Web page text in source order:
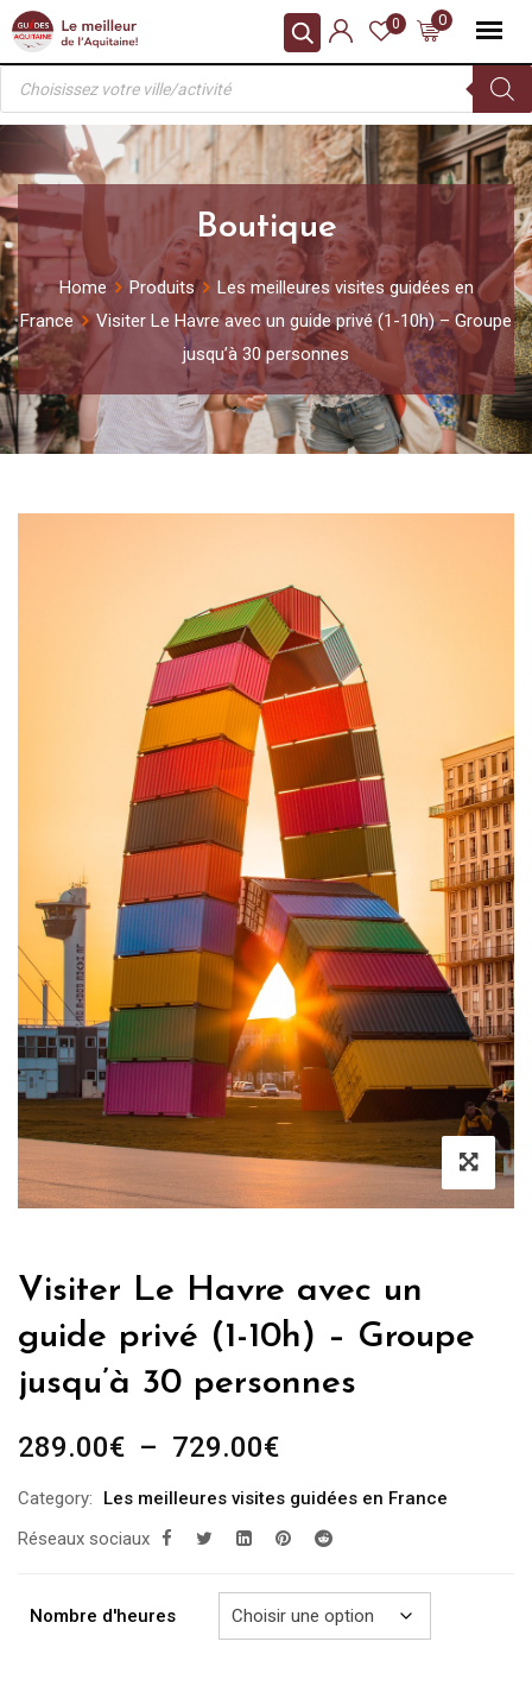
Skip
content
0
0
Recherche
produits
Boutique
Home Produits
Les meilleures visites guidées en
France
Visiter Le Havre avec un guide privé (1-10h) – Groupe
jusqu’à 30 personnes
Visiter Le Havre avec un
guide privé (1-10h) – Groupe
jusqu’à 30 personnes
289.00€ – 729.00€Plage
prix :
289.00€
729.00€
Category:
Les meilleures visites guidées en France
Réseaux sociaux
Nombre d'heures